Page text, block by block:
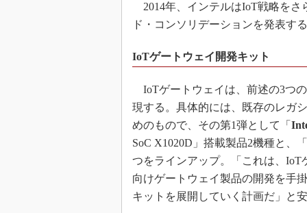
2014年、インテルはIoT戦略をさ
ド・コンソリデーションを発表す
IoTゲートウェイ開発キット
IoTゲートウェイは、前述の3つ
現する。具体的には、既存のレガ
めのもので、その第1弾として「
SoC X1020D」搭載製品2機種と、
つをラインアップ。「これは、
向けゲートウェイ製品の開発を手
キットを展開していく計画だ」と